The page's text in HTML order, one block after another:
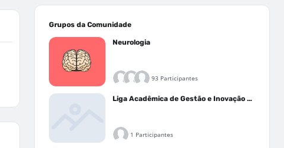
Grupos da Comunidade
Neurologia
93 Participantes
Liga Acadêmica de Gestão e Inovação Médica - LAGIM
1 Participantes